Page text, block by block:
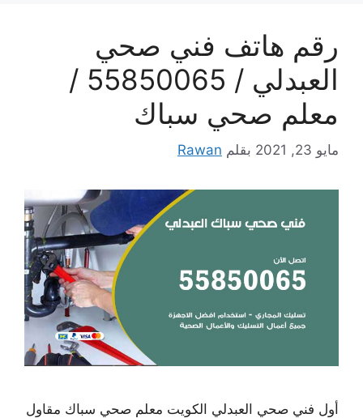
رقم هاتف فني صحي
العبدلي / 55850065 /
معلم صحي سباك
مايو 23, 2021 بقلم Rawan
أول فني صحي العبدلي الكويت معلم صحي سباك مقاول